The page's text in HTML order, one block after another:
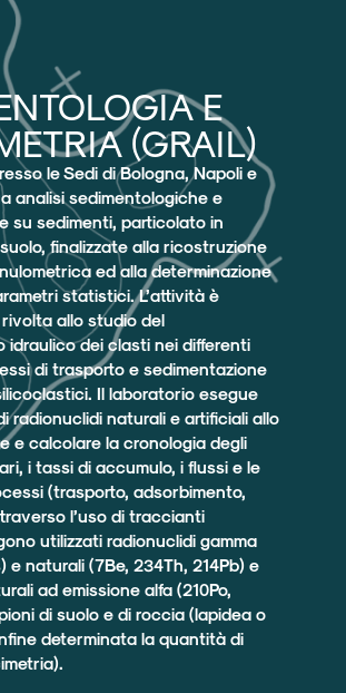
E
(GRAIL)​
le Sedi di Bologna, Napoli e
analisi sedimentologiche e
su sedimenti, particolato in
finalizzate alla ricostruzione
ed alla determinazione
statistici. L’attività è
allo studio del
idraulico dei clasti nei differenti
di trasporto e sedimentazione
Il laboratorio esegue
radionuclidi naturali e artificiali allo
e calcolare la cronologia degli
i tassi di accumulo, i flussi e le
(trasporto, adsorbimento,
l’uso di traccianti
utilizzati radionuclidi gamma
e naturali (7Be, 234Th, 214Pb) e
ad emissione alfa (210Po,
di suolo e di roccia (lapidea o
determinata la quantità di